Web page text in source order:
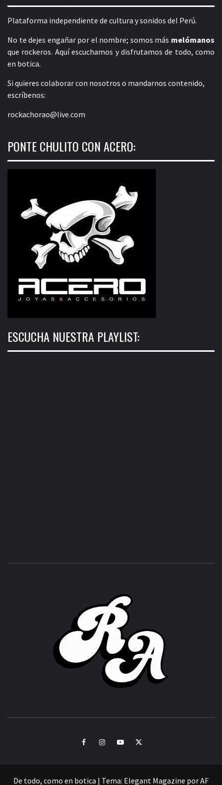
Plataforma independiente de cultura y sonidos del Perú.
No te dejes engañar por el nombre; somos más melómanos
que rockeros. Aquí escuchamos y disfrutamos de todo, como
en botica.
Si quieres colaborar con nosotros o mandarnos contenido,
escríbenos:
rockachorao@live.com
PONTE CHULITO CON ACERO:
ESCUCHA NUESTRA PLAYLIST:
FacebookInstagramYoutubeTwitter
De todo, como en botica | Tema: Elegant Magazine porAF